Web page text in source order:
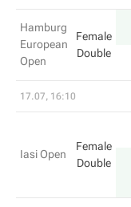
Hamburg
European
Open
Female
Double
17.07, 16:10
Iasi Open
Female
Double